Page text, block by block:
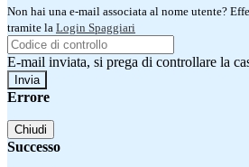
Non hai una e-mail associata al nome utente?
tramite la Login Spaggiari
E-mail inviata, si prega di controllare la
Errore
Chiudi
Successo